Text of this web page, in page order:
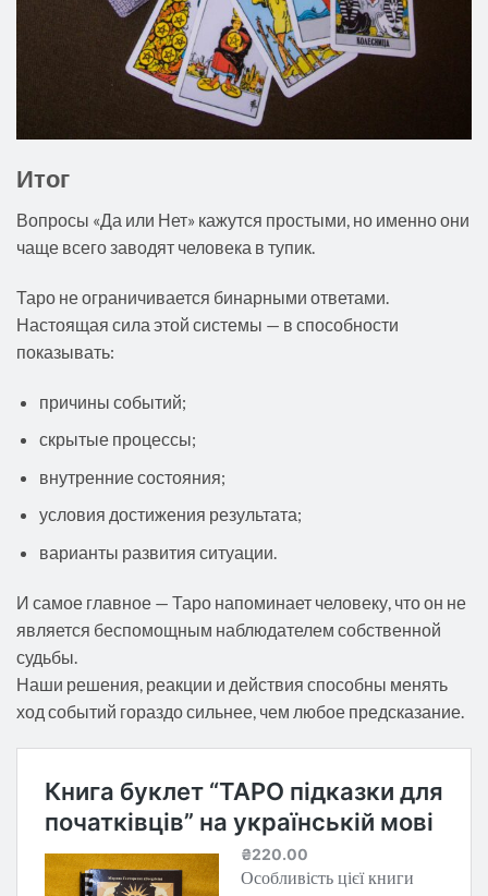
Итог
Вопросы «Да или Нет» кажутся простыми, но именно они
чаще всего заводят человека в тупик.
Таро не ограничивается бинарными ответами.
Настоящая сила этой системы — в способности
показывать:
причины событий;
скрытые процессы;
внутренние состояния;
условия достижения результата;
варианты развития ситуации.
И самое главное — Таро напоминает человеку, что он не
является беспомощным наблюдателем собственной
судьбы.
Наши решения, реакции и действия способны менять
ход событий гораздо сильнее, чем любое предсказание.